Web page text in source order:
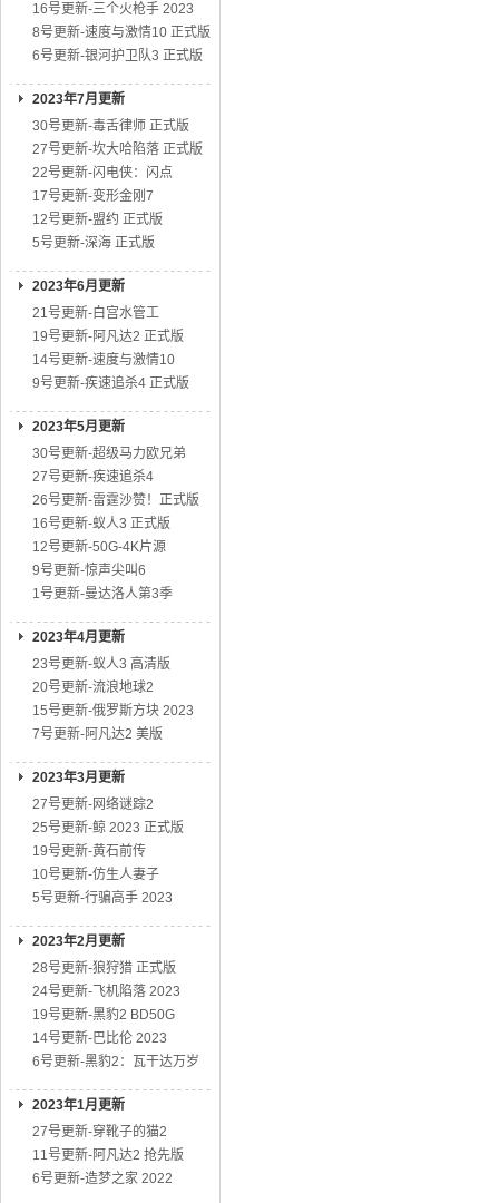
16号更新-三个火枪手 2023
8号更新-速度与激情10 正式版
6号更新-银河护卫队3 正式版
2023年7月更新
30号更新-毒舌律师 正式版
27号更新-坎大哈陷落 正式版
22号更新-闪电侠：闪点
17号更新-变形金刚7
12号更新-盟约 正式版
5号更新-深海 正式版
2023年6月更新
21号更新-白宫水管工
19号更新-阿凡达2 正式版
14号更新-速度与激情10
9号更新-疾速追杀4 正式版
2023年5月更新
30号更新-超级马力欧兄弟
27号更新-疾速追杀4
26号更新-雷霆沙赞！正式版
16号更新-蚁人3 正式版
12号更新-50G-4K片源
9号更新-惊声尖叫6
1号更新-曼达洛人第3季
2023年4月更新
23号更新-蚁人3 高清版
20号更新-流浪地球2
15号更新-俄罗斯方块 2023
7号更新-阿凡达2 美版
2023年3月更新
27号更新-网络谜踪2
25号更新-鲸 2023 正式版
19号更新-黄石前传
10号更新-仿生人妻子
5号更新-行骗高手 2023
2023年2月更新
28号更新-狼狩猎 正式版
24号更新-飞机陷落 2023
19号更新-黑豹2 BD50G
14号更新-巴比伦 2023
6号更新-黑豹2：瓦干达万岁
2023年1月更新
27号更新-穿靴子的猫2
11号更新-阿凡达2 抢先版
6号更新-造梦之家 2022